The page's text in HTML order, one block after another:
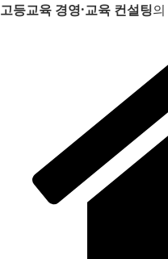
고등교육 경영·교육 컨설팅의